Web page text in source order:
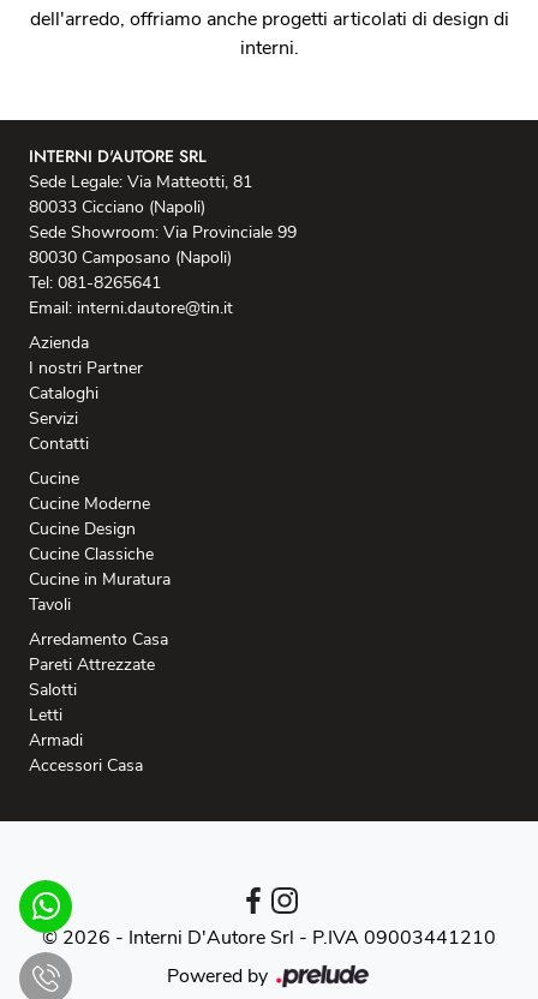
dell'arredo, offriamo anche progetti articolati di design di
interni.
INTERNI D'AUTORE SRL
Sede Legale: Via Matteotti, 81
80033 Cicciano (Napoli)
Sede Showroom: Via Provinciale 99
80030 Camposano (Napoli)
Tel: 081-8265641
Email: interni.dautore@tin.it
Azienda
I nostri Partner
Cataloghi
Servizi
Contatti
Cucine
Cucine Moderne
Cucine Design
Cucine Classiche
Cucine in Muratura
Tavoli
Arredamento Casa
Pareti Attrezzate
Salotti
Letti
Armadi
Accessori Casa
© 2026 - Interni D'Autore Srl - P.IVA 09003441210
Powered by